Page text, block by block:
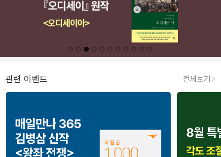
관련 이벤트 전체보기